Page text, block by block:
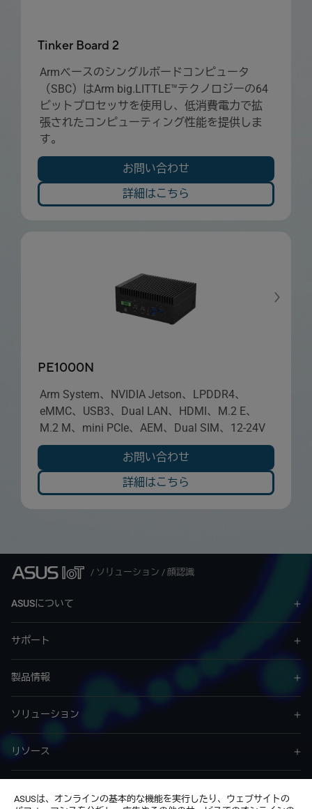
ASUSは、オンラインの基本的な機能を実行したり、ウェブサイトの
Tinker Board 2
Armベースのシングルボードコンピュータ
（SBC）はArm big.LITTLE™テクノロジーの64
ビットプロセッサを使用し、低消費電力で拡
張されたコンピューティング性能を提供しま
す。
お問い合わせ
詳細はこちら
PE1000N
Arm System、NVIDIA Jetson、LPDDR4、
eMMC、USB3、Dual LAN、HDMI、M.2 E、
M.2 M、mini PCIe、AEM、Dual SIM、12-24V
お問い合わせ
詳細はこちら
/ ソリューション / 顔認識
ASUSについて
サポート
製品情報
ソリューション
リソース